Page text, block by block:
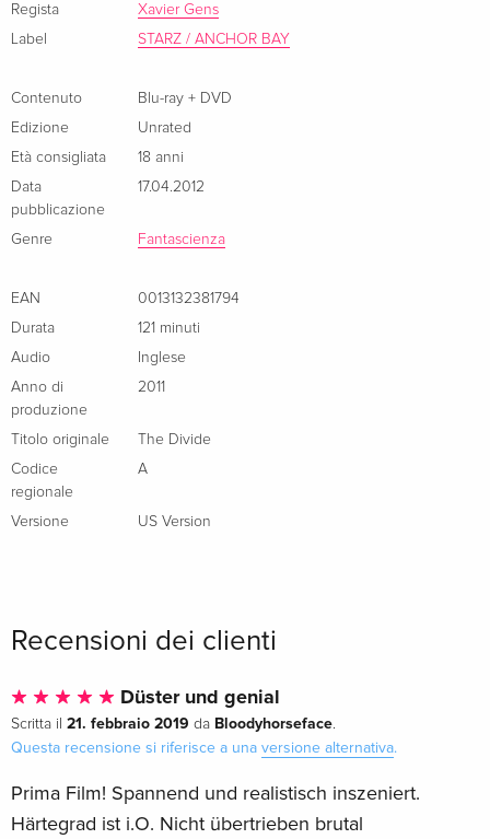
Mostra descrizione in altre lingue
Regista
Xavier Gens
Label
STARZ / ANCHOR BAY
Contenuto
Blu-ray + DVD
Edizione
Unrated
Età consigliata
18 anni
Data
pubblicazione
17.04.2012
Genre Fantascienza
EAN
0013132381794
Durata
121 minuti
Audio
Inglese
Anno di
produzione
2011
Titolo originale
The Divide
Codice
regionale
A
Versione US Version
Recensioni dei clienti
Düster und genial
Scritta il 21. febbraio 2019 da Bloodyhorseface.
Questa recensione si riferisce a una versione alternativa.
Prima Film! Spannend und realistisch inszeniert.
Härtegrad ist i.O. Nicht übertrieben brutal